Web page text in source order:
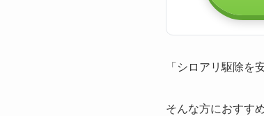
「シロアリ駆除を
そんな方におすす